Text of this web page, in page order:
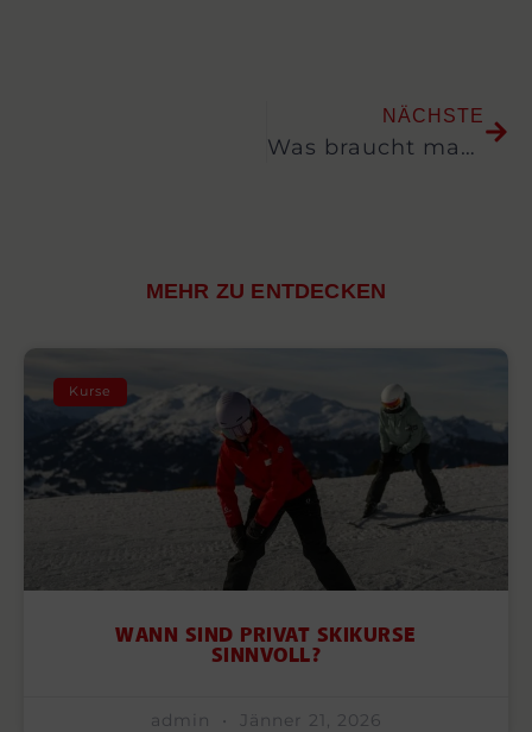
NÄCHSTE
Was braucht man alles beim Ski fahren?
MEHR ZU ENTDECKEN
Kurse
WANN SIND PRIVAT SKIKURSE
SINNVOLL?
admin Jänner 21, 2026